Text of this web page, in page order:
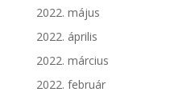
2022. május
2022. április
2022. március
2022. február